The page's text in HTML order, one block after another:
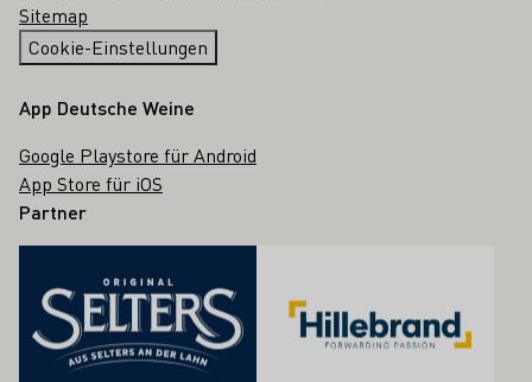
Sitemap
Cookie-Einstellungen
App Deutsche Weine
Google Playstore für Android
App Store für iOS
Partner